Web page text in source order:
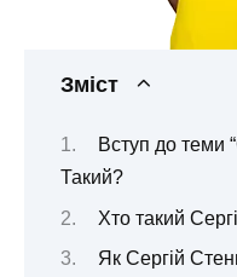
Зміст
Вступ до теми
Такий?
Хто такий
Як Сергій